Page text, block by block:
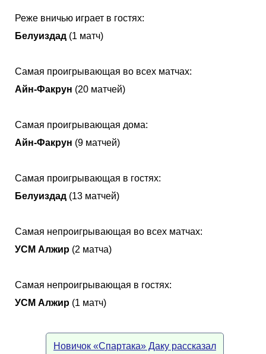
Реже вничью играет в гостях:
Белуиздад (1 матч)
Самая проигрывающая во всех матчах:
Айн-Факрун (20 матчей)
Самая проигрывающая дома:
Айн-Факрун (9 матчей)
Самая проигрывающая в гостях:
Белуиздад (13 матчей)
Самая непроигрывающая во всех матчах:
УСМ Алжир (2 матча)
Самая непроигрывающая в гостях:
УСМ Алжир (1 матч)
Новичок «Спартака» Даку рассказал